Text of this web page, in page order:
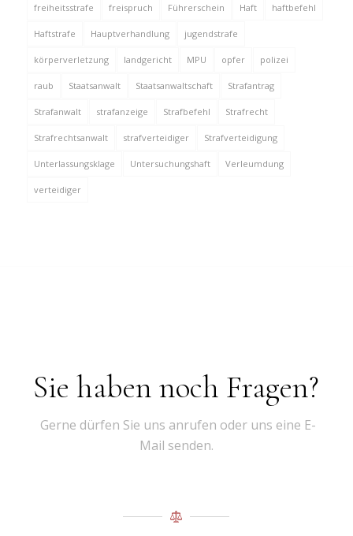
freiheitsstrafe freispruch Führerschein Haft haftbefehl
Haftstrafe Hauptverhandlung jugendstrafe
körperverletzung landgericht MPU opfer polizei
raub Staatsanwalt Staatsanwaltschaft Strafantrag
Strafanwalt strafanzeige Strafbefehl Strafrecht
Strafrechtsanwalt strafverteidiger Strafverteidigung
Unterlassungsklage Untersuchungshaft Verleumdung
verteidiger
Sie haben noch Fragen?
Gerne dürfen Sie uns anrufen oder uns eine E-
Mail senden.